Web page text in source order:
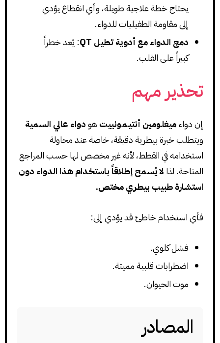
يحتاج خطة علاجية طويلة، وأي انقطاع يؤدي
إلى مقاومة الطفيليات للدواء.
دمج الدواء مع أدوية تطيل QT
: يُعد خطراً
كبيراً على القلب.
تحذير مهم
إن دواءميغلومين أنتيـمونييت هودواء عالي السمية
ويتطلب خبرة بيطرية دقيقة، خاصة عند محاولة
استخدامه في القطط، لأنه غير مخصص لها حسب المراجع
المتاحة. لذا لا يُسمح إطلاقاً باستخدام هذا الدواء دون
استشارة طبيب بيطري مختص.
فأي استخدام خاطئ قد يؤدي إلى:
فشل كلوي.
اضطرابات قلبية مميتة.
موت الحيوان.
المصادر